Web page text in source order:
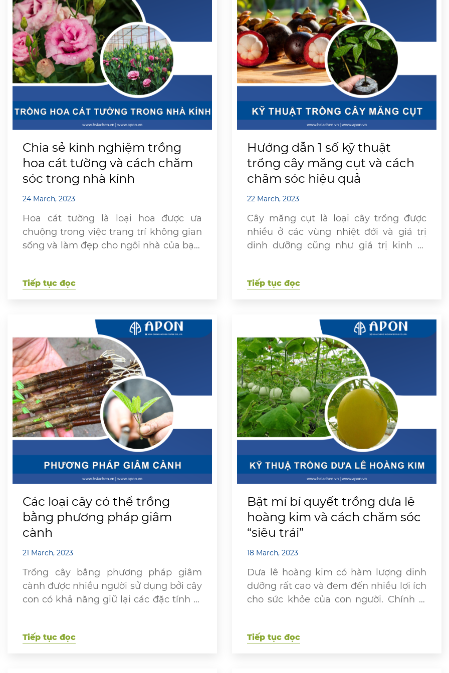
Chia sẻ kinh nghiệm trồng
hoa cát tường và cách chăm
sóc trong nhà kính
24 March, 2023
Hoa cát tường là loại hoa được ưa
chuộng trong việc trang trí không gian
sống và làm đẹp cho ngôi nhà của bạn.
chăm sóc đúng cách. Bài viết này sẽ
Tiếp tục đọc
Hướng dẫn 1 số kỹ thuật
trồng cây măng cụt và cách
chăm sóc hiệu quả
22 March, 2023
Cây măng cụt là loại cây trồng được
nhiều ở các vùng nhiệt đới và giá trị
dinh dưỡng cũng như giá trị kinh tế
và cho thu hoạch đạt hiệu quả, chúng
Tiếp tục đọc
Các loại cây có thể trồng
bằng phương pháp giâm
cành
21 March, 2023
Trồng cây bằng phương pháp giâm
cành được nhiều người sử dụng bởi cây
con có khả năng giữ lại các đặc tính di
trồng bằng phương pháp giâm cành là
Tiếp tục đọc
Bật mí bí quyết trồng dưa lê
hoàng kim và cách chăm sóc
“siêu trái”
18 March, 2023
Dưa lê hoàng kim có hàm lượng dinh
dưỡng rất cao và đem đến nhiều lợi ích
cho sức khỏe của con người. Chính vì
nông canh tác. Bạn đang rất muốn
Tiếp tục đọc